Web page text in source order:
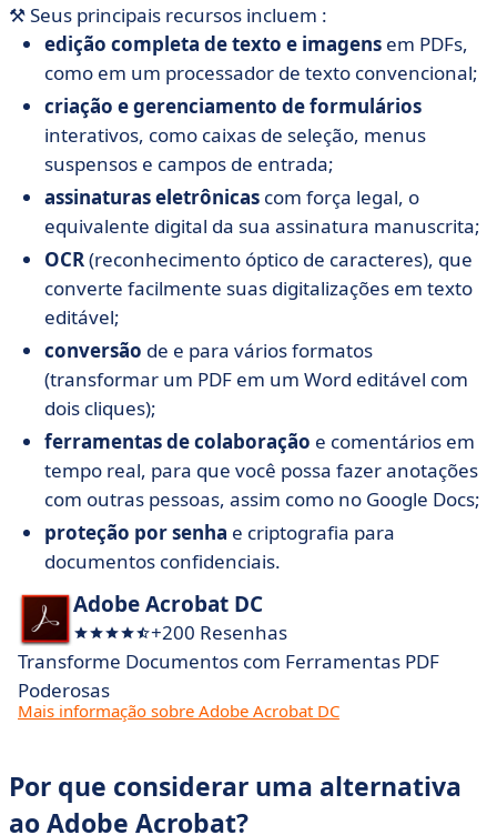
⚒️Seus principais recursos incluem :
edição completa de texto e imagens em PDFs,
como em um processador de texto convencional;
criação e gerenciamento de formulários
interativos, como caixas de seleção, menus
suspensos e campos de entrada;
assinaturas eletrônicas com força legal, o
equivalente digital da sua assinatura manuscrita;
OCR(reconhecimento óptico de caracteres), que
converte facilmente suas digitalizações em texto
editável;
conversão de e para vários formatos
(transformar um PDF em um Word editável com
dois cliques);
ferramentas de colaboração e comentários em
tempo real, para que você possa fazer anotações
com outras pessoas, assim como no Google Docs;
proteção por senha e criptografia para
documentos confidenciais.
Adobe Acrobat DC
+200 Resenhas
Transforme Documentos com Ferramentas PDF
Poderosas
Mais informação sobre Adobe Acrobat DC
Por que considerar uma alternativa
ao Adobe Acrobat?